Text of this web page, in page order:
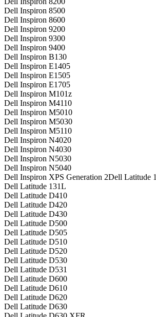
Dell Inspiron 8500
Dell Inspiron 8600
Dell Inspiron 9200
Dell Inspiron 9300
Dell Inspiron 9400
Dell Inspiron B130
Dell Inspiron E1405
Dell Inspiron E1505
Dell Inspiron E1705
Dell Inspiron M101z
Dell Inspiron M4110
Dell Inspiron M5010
Dell Inspiron M5030
Dell Inspiron M5110
Dell Inspiron N4020
Dell Inspiron N4030
Dell Inspiron N5030
Dell Inspiron N5040
Dell Inspiron XPS Generation 2Dell Latitude
Dell Latitude 131L
Dell Latitude D410
Dell Latitude D420
Dell Latitude D430
Dell Latitude D500
Dell Latitude D505
Dell Latitude D510
Dell Latitude D520
Dell Latitude D530
Dell Latitude D531
Dell Latitude D600
Dell Latitude D610
Dell Latitude D620
Dell Latitude D630